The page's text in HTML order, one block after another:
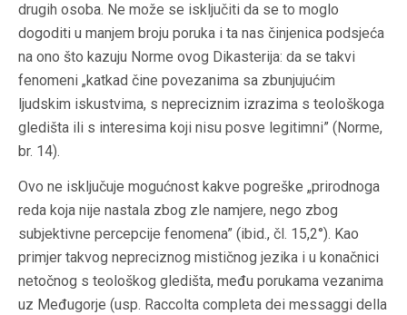
drugih osoba. Ne može se isključiti da se to moglo
dogoditi u manjem broju poruka i ta nas činjenica podsjeća
na ono što kazuju Norme ovog Dikasterija: da se takvi
fenomeni „katkad čine povezanima sa zbunjujućim
ljudskim iskustvima, s nepreciznim izrazima s teološkoga
gledišta ili s interesima koji nisu posve legitimni” (Norme,
br. 14).
Ovo ne isključuje mogućnost kakve pogreške „prirodnoga
reda koja nije nastala zbog zle namjere, nego zbog
subjektivne percepcije fenomena” (ibid., čl. 15,2°). Kao
primjer takvog nepreciznog mističnog jezika i u konačnici
netočnog s teološkog gledišta, među porukama vezanima
uz Međugorje (usp. Raccolta completa dei messaggi della